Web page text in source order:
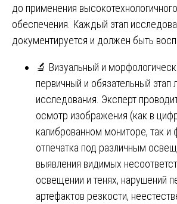
до применения
обеспечения. Каждый этап
документируется и должен быть
🔬 Визуальный и
первичный и обязательный этап
исследования. Эксперт
осмотр изображения (как в
калиброванном мониторе, так и
отпечатка под различным
выявления видимых
освещении и тенях, нарушений
артефактов резкости,